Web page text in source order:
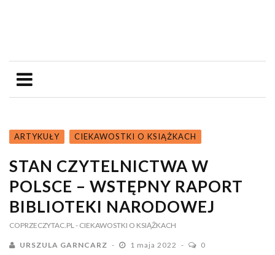
ARTYKUŁY CIEKAWOSTKI O KSIĄŻKACH
STAN CZYTELNICTWA W
POLSCE – WSTĘPNY RAPORT
BIBLIOTEKI NARODOWEJ
COPRZECZYTAC.PL - CIEKAWOSTKI O KSIĄŻKACH
URSZULA GARNCARZ 1 maja 2022 0